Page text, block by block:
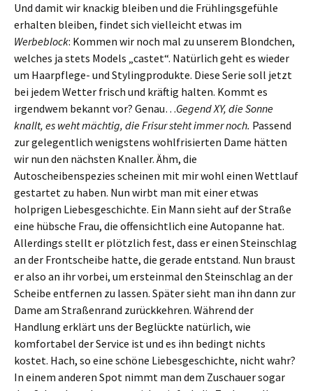
Und damit wir knackig bleiben und die Frühlingsgefühle
erhalten bleiben, findet sich vielleicht etwas im
Werbeblock: Kommen wir noch mal zu unserem Blondchen,
welches ja stets Models „castet“. Natürlich geht es wieder
um Haarpflege- und Stylingprodukte. Diese Serie soll jetzt
bei jedem Wetter frisch und kräftig halten. Kommt es
irgendwem bekannt vor? Genau…Gegend XY, die Sonne
knallt, es weht mächtig, die Frisur steht immer noch. Passend
zur gelegentlich wenigstens wohlfrisierten Dame hätten
wir nun den nächsten Knaller. Ähm, die
Autoscheibenspezies scheinen mit mir wohl einen Wettlauf
gestartet zu haben. Nun wirbt man mit einer etwas
holprigen Liebesgeschichte. Ein Mann sieht auf der Straße
eine hübsche Frau, die offensichtlich eine Autopanne hat.
Allerdings stellt er plötzlich fest, dass er einen Steinschlag
an der Frontscheibe hatte, die gerade entstand. Nun braust
er also an ihr vorbei, um ersteinmal den Steinschlag an der
Scheibe entfernen zu lassen. Später sieht man ihn dann zur
Dame am Straßenrand zurückkehren. Während der
Handlung erklärt uns der Beglückte natürlich, wie
komfortabel der Service ist und es ihn bedingt nichts
kostet. Hach, so eine schöne Liebesgeschichte, nicht wahr?
In einem anderen Spot nimmt man dem Zuschauer sogar